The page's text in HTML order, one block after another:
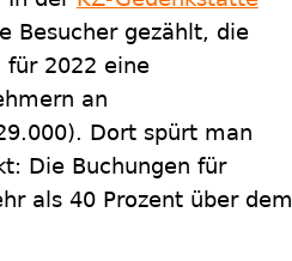
Besucher gezählt, die
für 2022 eine
an
Dort spürt man
Die Buchungen für
als 40 Prozent über dem